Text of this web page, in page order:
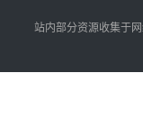
站内部分资源收集于